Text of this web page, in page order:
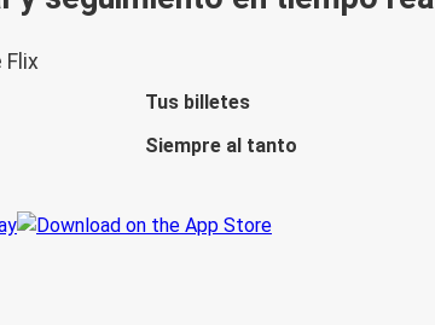
Flix
Tus billetes
Siempre al tanto